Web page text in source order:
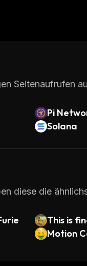
Seitenaufrufen
Pi
Solana
diese die
This is
Motion